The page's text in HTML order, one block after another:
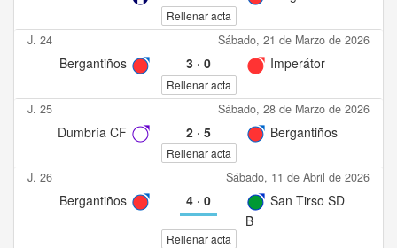
Rellenar acta
J. 24 Sábado, 21 de Marzo de 2026
Bergantiños 3· 0 Imperátor
Rellenar acta
J. 25 Sábado, 28 de Marzo de 2026
Dumbría CF 2· 5 Bergantiños
Rellenar acta
J. 26 Sábado, 11 de Abril de 2026
Bergantiños 4· 0
San Tirso SD
B
Rellenar acta